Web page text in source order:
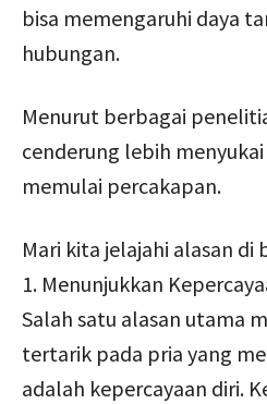
bisa memengaruhi daya
hubungan.
Menurut berbagai
cenderung lebih
memulai percakapan.
Mari kita jelajahi alasan
1. Menunjukkan
Salah satu alasan utama
tertarik pada pria yang
adalah kepercayaan diri.